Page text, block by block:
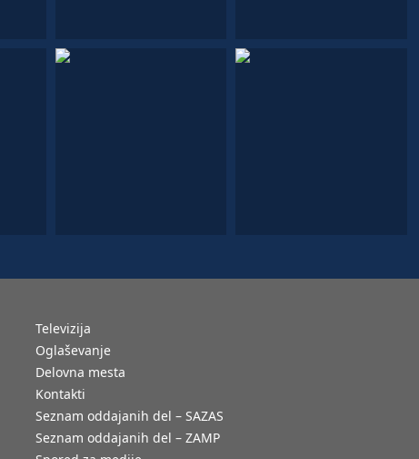
Televizija
Oglaševanje
Delovna mesta
Kontakti
Seznam oddajanih del – SAZAS
Seznam oddajanih del – ZAMP